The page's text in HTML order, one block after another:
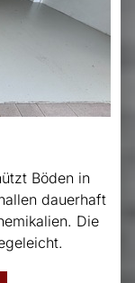
Böden in
dauerhaft
Die